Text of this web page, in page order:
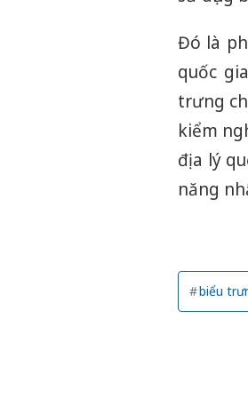
Đó là
quốc
trưng
kiểm
địa lý
năng
biểu